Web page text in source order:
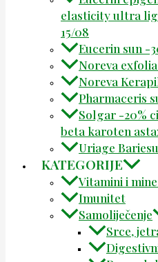
elasticity ultra
15/08
Eucerin sun -
Noreva
Noreva
Pharmaceris
Solgar -20%
beta karoten
Uriage
KATEGORIJE
Vitamini i
Imunitet
Samoliječenje
Srce,